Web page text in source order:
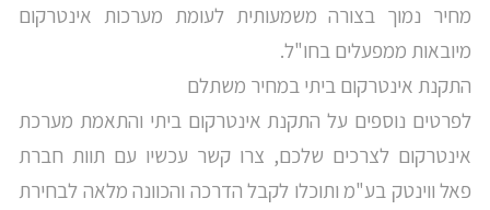
מחיר נמוך בצורה משמעותית לעומת מערכות אינטרקום
מיובאות ממפעלים בחו"ל.
התקנת אינטרקום ביתי במחיר משתלם
לפרטים נוספים על התקנת אינטרקום ביתי והתאמת מערכת
אינטרקום לצרכים שלכם, צרו קשר עכשיו עם תוות חברת
פאל ווינטק בע"מ ותוכלו לקבל הדרכה והכוונה מלאה לבחירת